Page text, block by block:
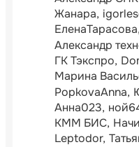
Жанара
ЕленаТарасова
Александр
ГК Тэкспро
Марина
PopkovaAnna
Анна023
КММ БИС
Leptodor